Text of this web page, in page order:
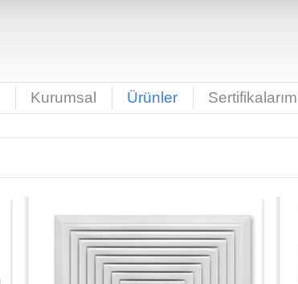
Kurumsal Ürünler